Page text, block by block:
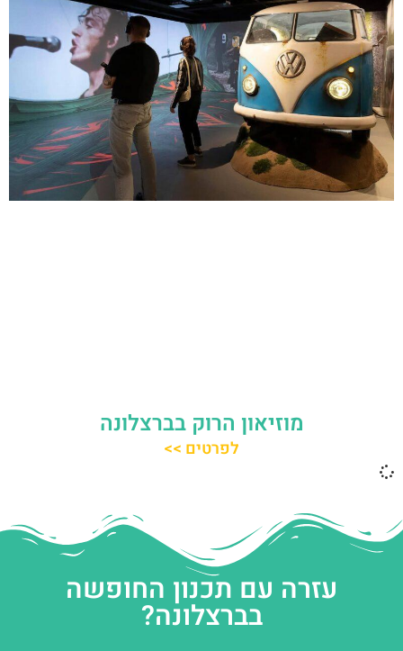
מוזיאון הרוק בברצלונה
לפרטים >>
עזרה עם תכנון החופשה
בברצלונה?